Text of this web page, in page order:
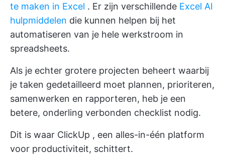
te maken in Excel . Er zijn verschillende Excel AI
hulpmiddelen die kunnen helpen bij het
automatiseren van je hele werkstroom in
spreadsheets.
Als je echter grotere projecten beheert waarbij
je taken gedetailleerd moet plannen, prioriteren,
samenwerken en rapporteren, heb je een
betere, onderling verbonden checklist nodig.
Dit is waar ClickUp , een alles-in-één platform
voor productiviteit, schittert.